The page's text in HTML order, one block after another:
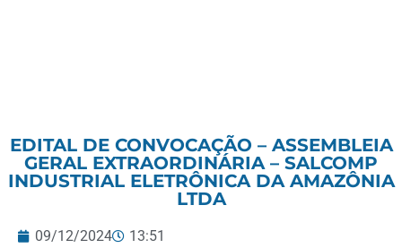
EDITAL DE CONVOCAÇÃO – ASSEMBLEIA
GERAL EXTRAORDINÁRIA – SALCOMP
INDUSTRIAL ELETRÔNICA DA AMAZÔNIA
LTDA
09/12/2024 13:51